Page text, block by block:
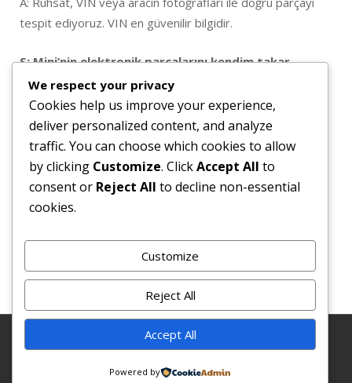
tespit ediyoruz. VIN en güvenilir bilgidir.
S: Mini’nin elektronik parçalarını kendim takar
mıyım?
A: Bazı mekanik parçalar kolayca değişebilir; ancak
sensör/ECU/airbag gibi elektronik parçalar sonrası
kodlama ve test gerekebilir — profesyonel destek
önerilir.
S: İade & garanti nasıl işliyor?
güvenliği parçalarında 6–12 ay garanti vardır. Kullanılmış
parçalarda koşullar farklı olabilir.
© 2025. Tüm hakları saklıdır.
We respect your privacy
Cookies help us improve your experience,
deliver personalized content, and analyze
traffic. You can choose which cookies to allow
by clicking Customize. ClickAccept All to
consent or Reject All to decline non-essential
cookies.
Customize
Reject All
Accept All
Powered by